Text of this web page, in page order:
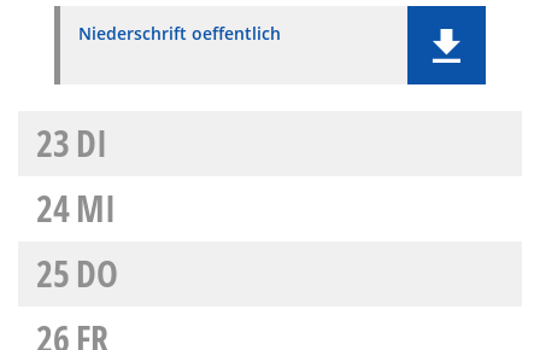
Niederschrift oeffentlich
23DI
24MI
25DO
26FR